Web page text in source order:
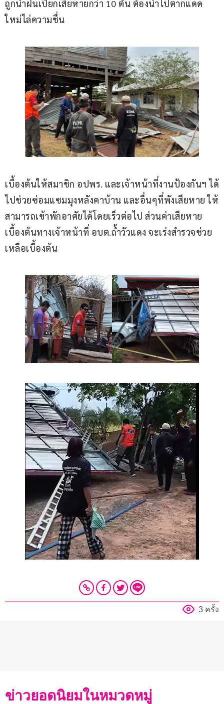
ถูกน้ำฝนเปียกเสียหายกว่า 10 ตัน ต้องนำไปตากแดด
ใหม่ไล่ความชื่น
เบื้องต้นให้สมาชิก อปพร. และเจ้าหน้าที่งานป้องกันฯ ได้
ไปช่วยซ่อมแซมมุงหลังคาบ้าน และอื่นๆที่พังเสียหาย ให้
สามารถเข้าพักอาศัยได้โดยเร็วต่อไป ส่วนค่าเสียหาย
เบื้องต้นทางเจ้าหน้าที่ อบต.ถ้ำวัวแดง จะเร่งสำรวจช่วย
เหลือเบื้องต้น
3 ครั้ง
ข่าวยอดนิยมในหมวดหมู่